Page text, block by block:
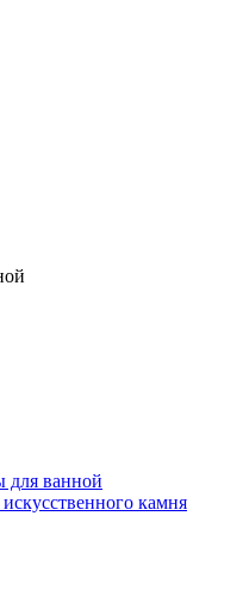
для ванной
камня